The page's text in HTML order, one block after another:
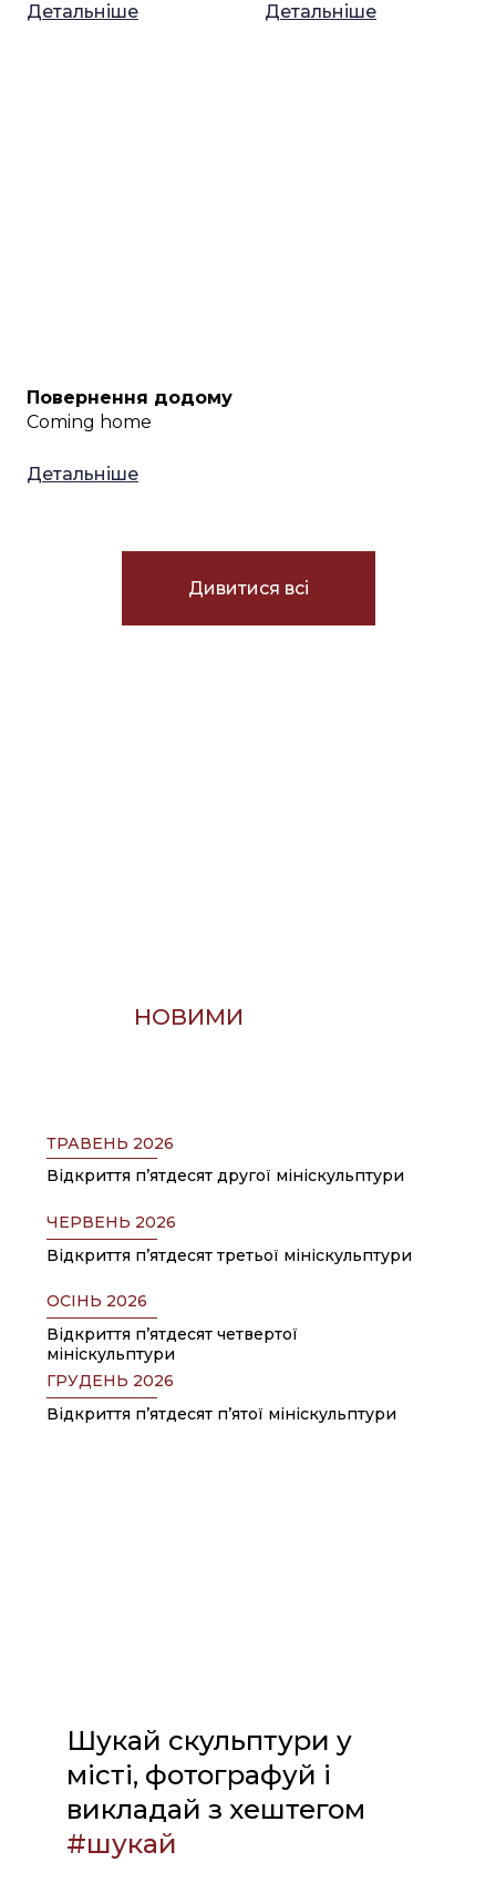
Детальніше Детальніше
Повернення додому
Coming home
Детальніше
Дивитися всі
ТРАВЕНЬ 2026
Відкриття пʼятдесят другої мініскульптури
ЧЕРВЕНЬ 2026
ОСІНЬ 2026
ГРУДЕНЬ 2026
Відкриття пʼятдесят третьої мініскульптури
Відкриття пʼятдесят четвертої
мініскульптури
Відкриття пʼятдесят пʼятої мініскульптури
НОВИМИ
Шукай скульптури у
місті, фотографуй і
викладай з хештегом
#шукай